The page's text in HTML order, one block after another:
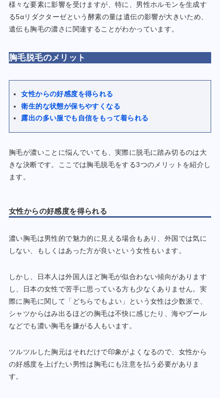
様々な要素に影響を受けますが、特に、男性ホルモンを生成す
る5αリダクターゼという酵素の量は遺伝の影響が大きいため、
遺伝も胸毛の濃さに関連することがわかっています。
胸毛脱毛のメリット
女性からの好感度を得られる
衛生的な状態が保ちやすくなる
露出の多い服でも自信をもって着られる
胸毛が濃いことに悩んでいても、実際に脱毛に踏み切るのは大
きな決断です。ここでは胸毛脱毛をする3つのメリットを紹介し
ます。
女性からの好感度を得られる
濃い胸毛は男性的で魅力的に見える場合もあり、外国では気に
しない、もしくはあった方が良いという女性もいます。
しかし、日本人は外国人ほど胸毛が似合わない傾向があります
し、日本の女性で苦手に思っている方も少なくありません。実
際に胸毛に関して「どちらでもよい」という女性は少数派で、
シャツからはみ出るほどの胸毛は不快に感じたり、海やプール
などでも濃い胸毛を嫌がる人もいます。
ツルツルした胸元はそれだけで印象がよくなるので、女性から
の好感度を上げたい男性は胸毛にも注意を払う必要がありま
す。